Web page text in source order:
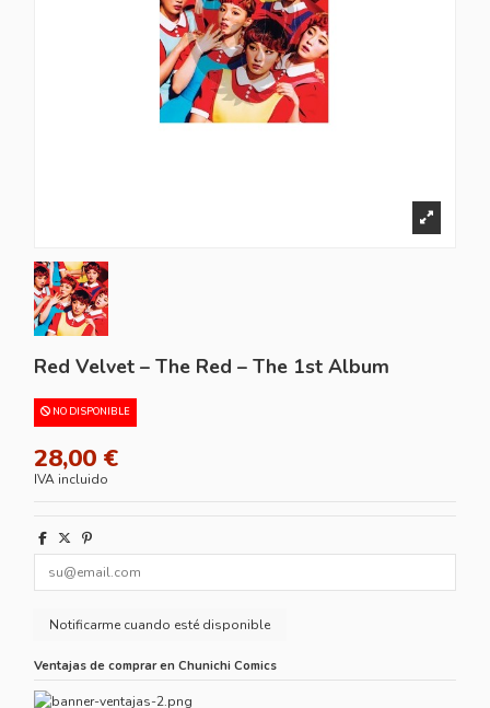
Red Velvet – The Red – The 1st Album
NO DISPONIBLE
28,00 €
IVA incluido
Ventajas de comprar en Chunichi Comics